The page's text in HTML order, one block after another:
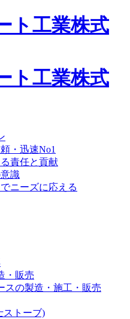
・迅速No1
責任と貢献
識
ニーズに応える
・販売
スの製造・施工・販売
ストーブ)